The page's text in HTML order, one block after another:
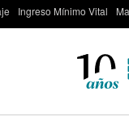
Ingreso Mínimo Vital